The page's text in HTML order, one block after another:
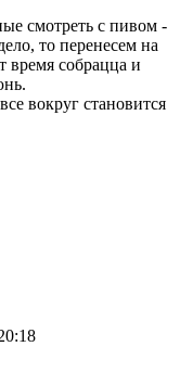
смотреть с пивом -
то перенесем на
время собрацца и
вокруг становится